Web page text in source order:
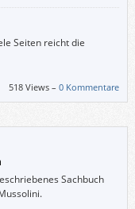
Seiten reicht die
518 Views –0 Kommentare
Sachbuch